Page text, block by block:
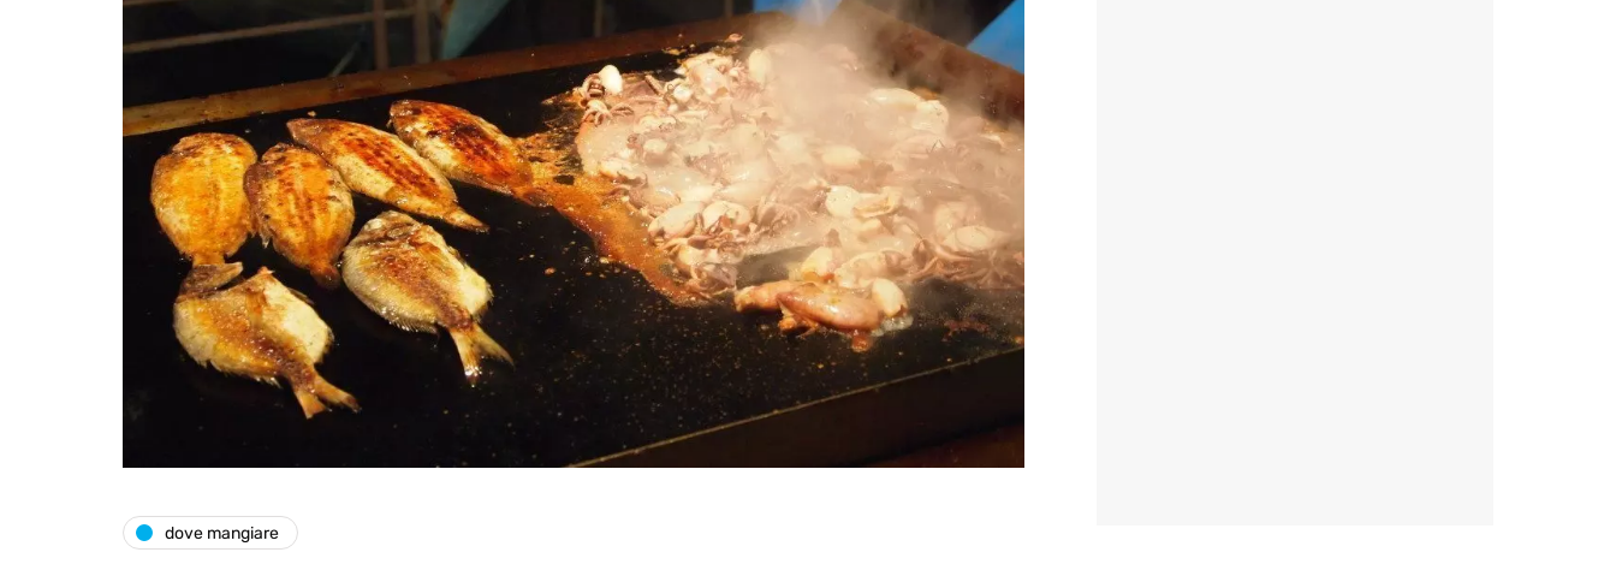
dove mangiare